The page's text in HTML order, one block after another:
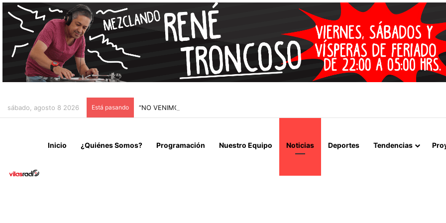
sábado, agosto 8 2026 Está pasando “NO VENIMOS A CELEBRAR LA MUERTE, SINO LA VIDA”: LA EMOTIVA ROMERÍA AL CEMENTERIO
Inicio ¿Quiénes Somos? Programación Nuestro Equipo Noticias Deportes Tendencias